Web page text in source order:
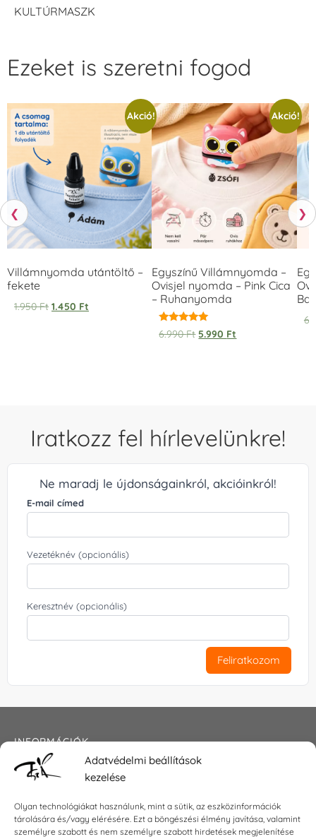
Adatvédelmi beállítások
kezelése
Olyan technológiákat használunk, mint a sütik, az eszközinformációk
tárolására és/vagy elérésére. Ezt a böngészési élmény javítása, valamint
személyre szabott és nem személyre szabott hirdetések megjelenítése
KULTÚRMASZK
❮
Ezeket is szeretni fogod
Akció!
Villámnyomda utántöltő –
fekete
1.950Ft 1.450 Ft
Akció!
Egyszínű Villámnyomda –
Ovisjel nyomda – Pink Cica
– Ruhanyomda
Értékelés:
5.00
6.990Ft 5.990 Ft
❯
Iratkozz fel hírlevelünkre!
Ne maradj le újdonságainkról, akcióinkról!
E-mail címed
Vezetéknév (opcionális)
Keresztnév (opcionális)
Feliratkozom
INFORMÁCIÓK
Általános szerződési feltételek
Impresszum